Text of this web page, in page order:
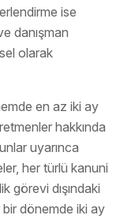
ise
danışman
olarak
en az iki ay
hakkında
uyarınca
her türlü kanuni
görevi dışındaki
dönemde iki ay